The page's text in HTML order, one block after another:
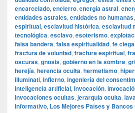
encarcelado, encierro, energía astral,
entidades astrales, entidades no humanas,
espiritual, esclavitud histórica, esclavitud
tecnológica, esclavo, esoterismo,
falsa bandera, falsa espiritualidad, fe ciega
fractura de voluntad, fractura espiritual,
oscuras, gnosis, gobierno en la sombra,
herejía, herencia oculta, hermetismo,
illuminati, infierno, ingeniería del
inteligencia artificial, invocación,
invocaciones ocultas, jerarquía oculta,
informativo, Los Mejores Países y Bancos